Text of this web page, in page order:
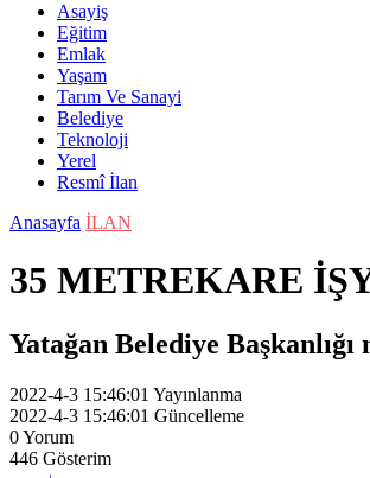
Asayiş
Eğitim
Emlak
Yaşam
Tarım Ve Sanayi
Belediye
Teknoloji
Yerel
Resmî İlan
Anasayfa İLAN
35 METREKARE
Yatağan Belediye
2022-4-3 15:46:01 Yayınlanma
2022-4-3 15:46:01 Güncelleme
0Yorum
446 Gösterim